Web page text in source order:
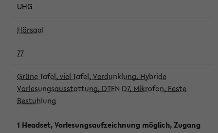
UHG
Hörsaal
77
Grüne Tafel, viel Tafel, Verdunklung, Hybride
Vorlesungsausstattung, DTEN D7, Mikrofon, Feste
Bestuhlung
1 Headset, Vorlesungsaufzeichnung möglich, Zugang